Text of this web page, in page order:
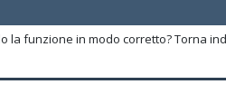
la funzione in modo corretto? Torna